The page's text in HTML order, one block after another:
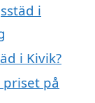
i
i Kivik?
på